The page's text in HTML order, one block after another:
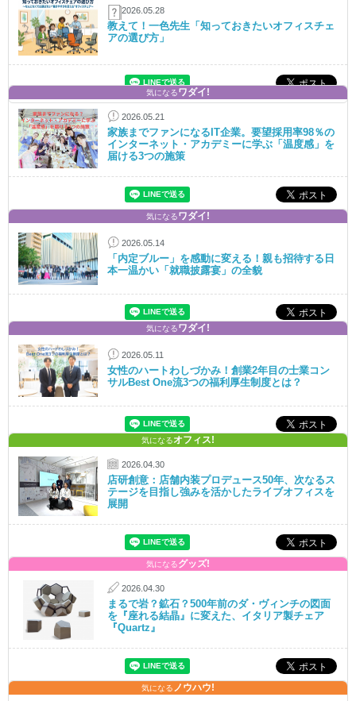
2026.05.28
教えて！一色先生「知っておきたいオフィスチェ
アの選び方」
気になるワダイ!
2026.05.21
家族までファンになるIT企業。要望採用率98％の
インターネット・アカデミーに学ぶ「温度感」を
届ける3つの施策
気になるワダイ!
2026.05.14
「内定ブルー」を感動に変える！親も招待する日
本一温かい「就職披露宴」の全貌
気になるワダイ!
2026.05.11
女性のハートわしづかみ！創業2年目の士業コン
サルBest One流3つの福利厚生制度とは？
気になるオフィス!
2026.04.30
店研創意：店舗内装プロデュース50年、次なるス
テージを目指し強みを活かしたライブオフィスを
展開
気になるグッズ!
2026.04.30
まるで岩？鉱石？500年前のダ・ヴィンチの図面
を『座れる結晶』に変えた、イタリア製チェア
『Quartz』
気になる ノウハウ!